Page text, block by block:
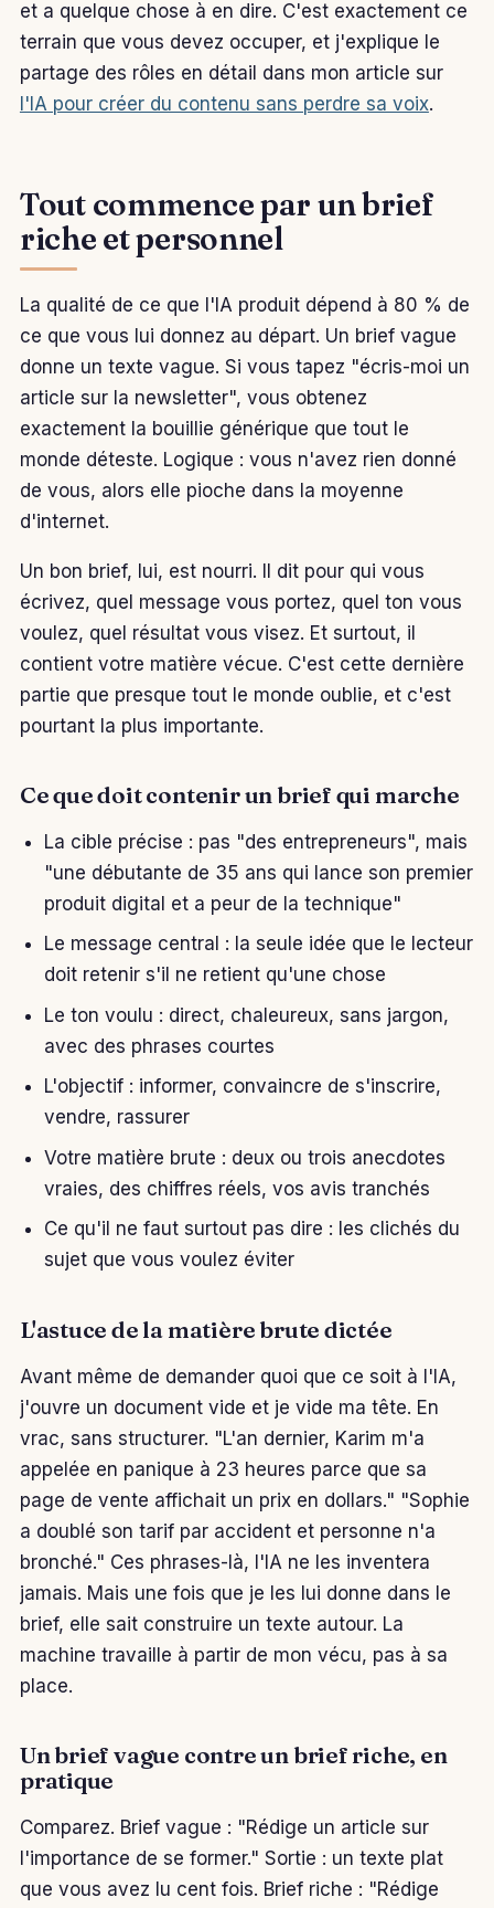
et a quelque chose à en dire. C'est exactement ce
terrain que vous devez occuper, et j'explique le
partage des rôles en détail dans mon article sur
l'IA pour créer du contenu sans perdre sa voix.
Tout commence par un brief
riche et personnel
La qualité de ce que l'IA produit dépend à 80 % de
ce que vous lui donnez au départ. Un brief vague
donne un texte vague. Si vous tapez "écris-moi un
article sur la newsletter", vous obtenez
exactement la bouillie générique que tout le
monde déteste. Logique : vous n'avez rien donné
de vous, alors elle pioche dans la moyenne
d'internet.
Un bon brief, lui, est nourri. Il dit pour qui vous
écrivez, quel message vous portez, quel ton vous
voulez, quel résultat vous visez. Et surtout, il
contient votre matière vécue. C'est cette dernière
partie que presque tout le monde oublie, et c'est
pourtant la plus importante.
Ce que doit contenir un brief qui marche
La cible précise : pas "des entrepreneurs", mais
"une débutante de 35 ans qui lance son premier
produit digital et a peur de la technique"
Le message central : la seule idée que le lecteur
doit retenir s'il ne retient qu'une chose
Le ton voulu : direct, chaleureux, sans jargon,
avec des phrases courtes
L'objectif : informer, convaincre de s'inscrire,
vendre, rassurer
Votre matière brute : deux ou trois anecdotes
vraies, des chiffres réels, vos avis tranchés
Ce qu'il ne faut surtout pas dire : les clichés du
sujet que vous voulez éviter
L'astuce de la matière brute dictée
Avant même de demander quoi que ce soit à l'IA,
j'ouvre un document vide et je vide ma tête. En
vrac, sans structurer. "L'an dernier, Karim m'a
appelée en panique à 23 heures parce que sa
page de vente affichait un prix en dollars." "Sophie
a doublé son tarif par accident et personne n'a
bronché." Ces phrases-là, l'IA ne les inventera
jamais. Mais une fois que je les lui donne dans le
brief, elle sait construire un texte autour. La
machine travaille à partir de mon vécu, pas à sa
place.
Un brief vague contre un brief riche, en
pratique
Comparez. Brief vague : "Rédige un article sur
l'importance de se former." Sortie : un texte plat
que vous avez lu cent fois. Brief riche : "Rédige